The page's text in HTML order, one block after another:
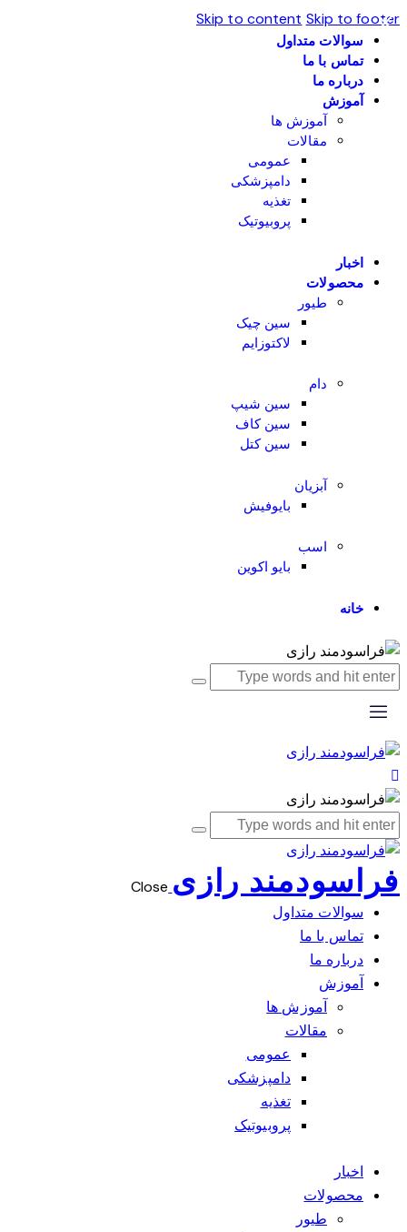
Skip to content Skip to footer
سوالات متداول
تماس با ما
درباره ما
آموزش
آموزش ها
مقالات
عمومی
دامپزشکی
تغذیه
پروبیوتیک
اخبار
محصولات
طیور
سین چیک
لاکتوزایم
دام
سین شیپ
سین کاف
سین کتل
آبزیان
بایوفیش
اسب
بایو اکوین
خانه
فراسودمند رازی Close
سوالات متداول
تماس با ما
درباره ما
آموزش
آموزش ها
مقالات
عمومی
دامپزشکی
تغذیه
پروبیوتیک
اخبار
محصولات
طیور